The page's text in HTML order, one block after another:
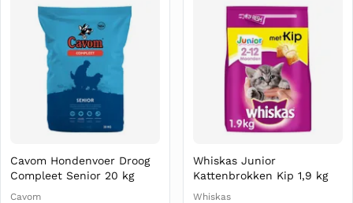
Cavom Hondenvoer Droog
Compleet Senior 20 kg
Cavom
Whiskas Junior
Kattenbrokken Kip 1,9 kg
Whiskas